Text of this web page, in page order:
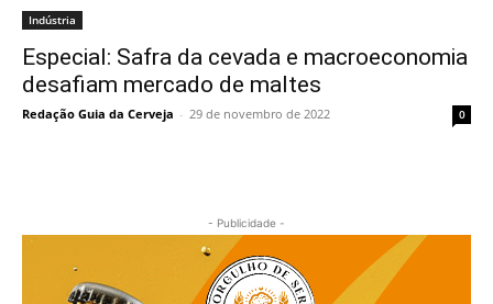
Indústria
Especial: Safra da cevada e macroeconomia
desafiam mercado de maltes
Redação Guia da Cerveja - 29 de novembro de 2022 0
- Publicidade -